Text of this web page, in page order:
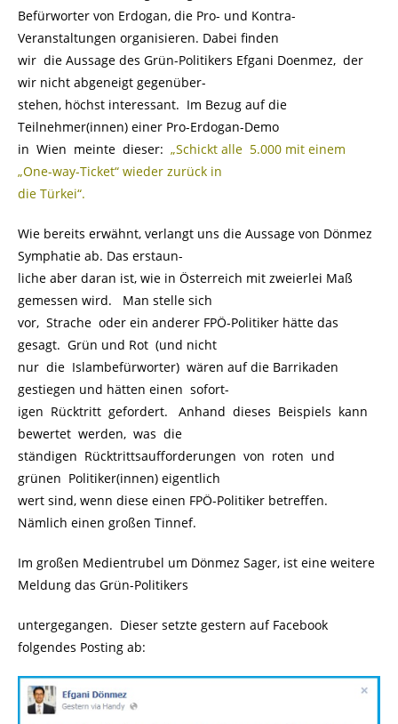
Befürworter von Erdogan, die Pro- und Kontra-
Veranstaltungen organisieren. Dabei finden
wir die Aussage des Grün-Politikers Efgani Doenmez, der
wir nicht abgeneigt gegenüber-
stehen, höchst interessant. Im Bezug auf die
Teilnehmer(innen) einer Pro-Erdogan-Demo
in Wien meinte dieser: „Schickt alle 5.000 mit einem
„One-way-Ticket“ wieder zurück in
die Türkei“.
Wie bereits erwähnt, verlangt uns die Aussage von Dönmez
Symphatie ab. Das erstaun-
liche aber daran ist, wie in Österreich mit zweierlei Maß
gemessen wird. Man stelle sich
vor, Strache oder ein anderer FPÖ-Politiker hätte das
gesagt. Grün und Rot (und nicht
nur die Islambefürworter) wären auf die Barrikaden
gestiegen und hätten einen sofort-
igen Rücktritt gefordert. Anhand dieses Beispiels kann
bewertet werden, was die
ständigen Rücktrittsaufforderungen von roten und
grünen Politiker(innen) eigentlich
wert sind, wenn diese einen FPÖ-Politiker betreffen.
Nämlich einen großen Tinnef.
Im großen Medientrubel um Dönmez Sager, ist eine weitere
Meldung das Grün-Politikers
untergegangen. Dieser setzte gestern auf Facebook
folgendes Posting ab: